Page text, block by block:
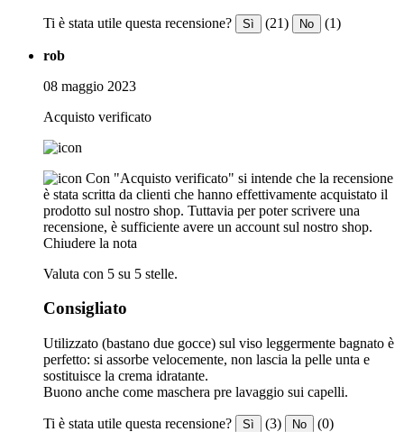
Ti è stata utile questa recensione? Sì (21) No (1)
rob
08 maggio 2023
Acquisto verificato
Con "Acquisto verificato" si intende che la recensione
è stata scritta da clienti che hanno effettivamente acquistato il
prodotto sul nostro shop. Tuttavia per poter scrivere una
recensione, è sufficiente avere un account sul nostro shop.
Chiudere la nota
Valuta con 5 su 5 stelle.
Consigliato
Utilizzato (bastano due gocce) sul viso leggermente bagnato è
perfetto: si assorbe velocemente, non lascia la pelle unta e
sostituisce la crema idratante.
Buono anche come maschera pre lavaggio sui capelli.
Ti è stata utile questa recensione? Sì (3) No (0)